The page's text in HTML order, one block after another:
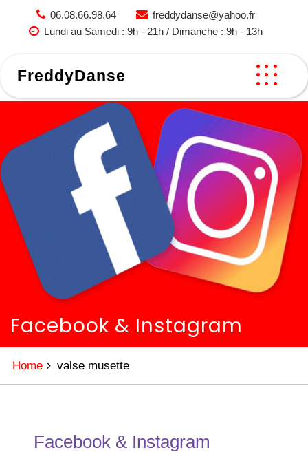
06.08.66.98.64
freddydanse@yahoo.fr
Lundi au Samedi : 9h - 21h / Dimanche : 9h - 13h
FreddyDanse
Facebook & Instagram
Home valse musette
Facebook & Instagram